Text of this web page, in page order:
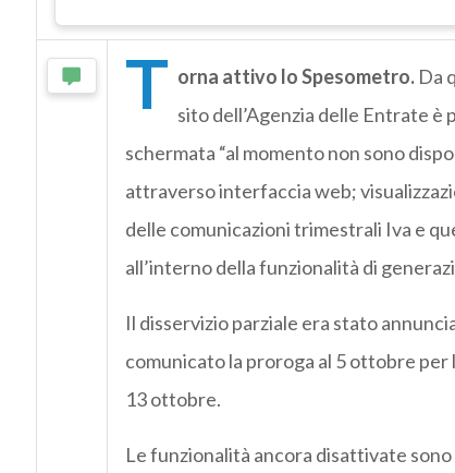
T orna attivo lo Spesometro. Da
sito dell’Agenzia delle Entrate è
schermata “al momento non sono
attraverso interfaccia web;
delle comunicazioni trimestrali Iva e
all’interno della funzionalità di
Il disservizio parziale era stato
comunicato la proroga al 5 ottobre per
13 ottobre.
Le funzionalità ancora disattivate